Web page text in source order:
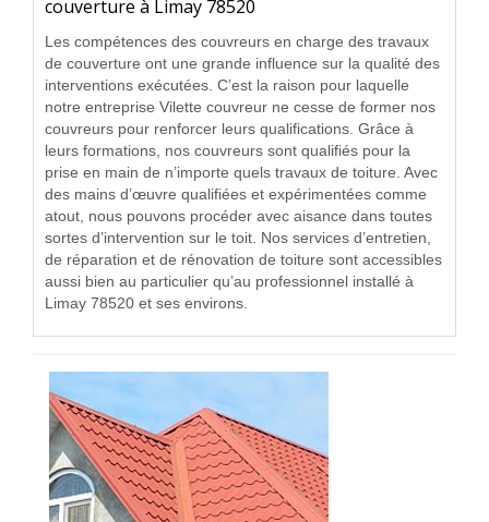
couverture à Limay 78520
Les compétences des couvreurs en charge des travaux
de couverture ont une grande influence sur la qualité des
interventions exécutées. C’est la raison pour laquelle
notre entreprise Vilette couvreur ne cesse de former nos
couvreurs pour renforcer leurs qualifications. Grâce à
leurs formations, nos couvreurs sont qualifiés pour la
prise en main de n’importe quels travaux de toiture. Avec
des mains d’œuvre qualifiées et expérimentées comme
atout, nous pouvons procéder avec aisance dans toutes
sortes d’intervention sur le toit. Nos services d’entretien,
de réparation et de rénovation de toiture sont accessibles
aussi bien au particulier qu’au professionnel installé à
Limay 78520 et ses environs.